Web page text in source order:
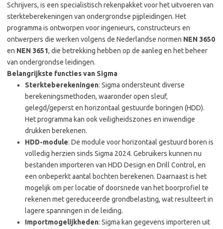
Schrijvers, is een specialistisch rekenpakket voor het uitvoeren van
sterkteberekeningen van ondergrondse pijpleidingen. Het
programma is ontworpen voor ingenieurs, constructeurs en
ontwerpers die werken volgens de Nederlandse normen NEN 3650
en NEN 3651, die betrekking hebben op de aanleg en het beheer
van ondergrondse leidingen.
Belangrijkste functies van Sigma
Sterkteberekeningen: Sigma ondersteunt diverse
berekeningsmethoden, waaronder open sleuf,
gelegd/geperst en horizontaal gestuurde boringen (HDD).
Het programma kan ook veiligheidszones en inwendige
drukken berekenen.
HDD-module: De module voor horizontaal gestuurd boren is
volledig herzien sinds Sigma 2024. Gebruikers kunnen nu
bestanden importeren van HDD Design en Drill Control, en
een onbeperkt aantal bochten berekenen. Daarnaast is het
mogelijk om per locatie of doorsnede van het boorprofiel te
rekenen met gereduceerde grondbelasting, wat resulteert in
lagere spanningen in de leiding.
Importmogelijkheden: Sigma kan gegevens importeren uit